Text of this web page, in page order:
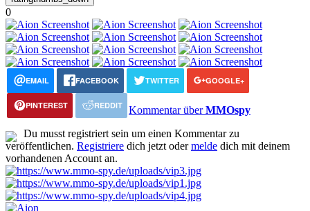
0
EMAIL FACEBOOK TWITTER GOOGLE+
PINTEREST REDDIT Kommentar überMMOspy
Du musst registriert sein um einen Kommentar zu
veröffentlichen. Registriere dich jetzt odermelde dich mit deinem
vorhandenen Account an.